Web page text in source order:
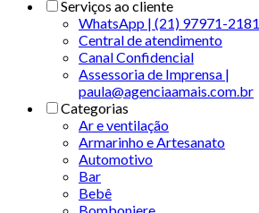
Serviços ao cliente
WhatsApp | (21) 97971-2181
Central de atendimento
Canal Confidencial
Assessoria de Imprensa |
paula@agenciaamais.com.br
Categorias
Ar e ventilação
Armarinho e Artesanato
Automotivo
Bar
Bebê